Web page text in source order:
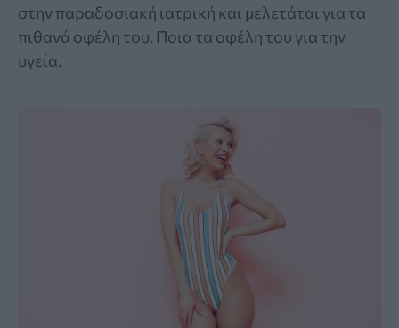
στην παραδοσιακή ιατρική και μελετάται για τα
πιθανά οφέλη του. Ποια τα οφέλη του για την
υγεία.